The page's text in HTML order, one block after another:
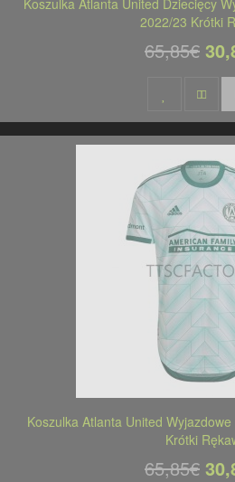
Koszulka Atlanta United Dziecięcy
2022/23 Krótki
65,85€
Koszulka Atlanta United
Krótki
65,85€